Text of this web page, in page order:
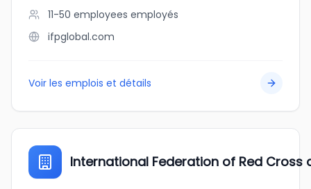
11-50 employees employés
ifpglobal.com
Voir les emplois et détails
International Federation of Red Cross